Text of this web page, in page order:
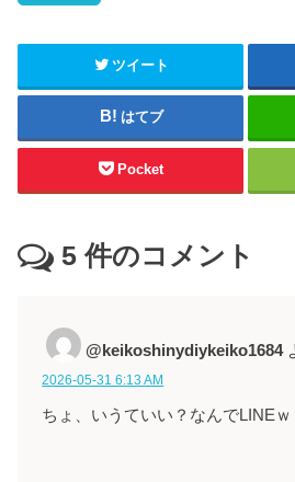
ツイート
はてブ
Pocket
5 件のコメント
@keikoshinydiykeiko1684
2026-05-31 6:13 AM
ちょ、いうていい？なんでLINEｗ